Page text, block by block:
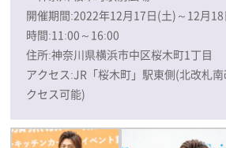
開催期間:2022年12月17日(土)～12月
時間:11:00～16:00
住所:神奈川県横浜市中区桜木町1丁目
アクセス:JR「桜木町」駅東側(北改札
クセス可能)